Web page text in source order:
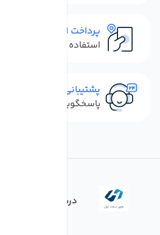
پرداخت امن
استفاده از روش‌های
پشتیبانی سریع
پاسخگویی سریع به
درباره فروشگاه